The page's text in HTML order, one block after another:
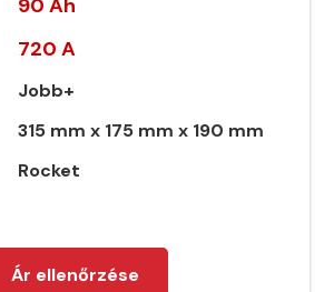
90 Ah
720 A
Jobb+
315 mm x 175 mm x 190 mm
Rocket
Ár ellenőrzése